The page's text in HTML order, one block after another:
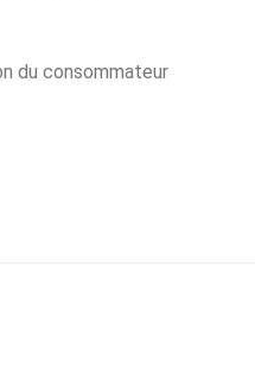
du consommateur